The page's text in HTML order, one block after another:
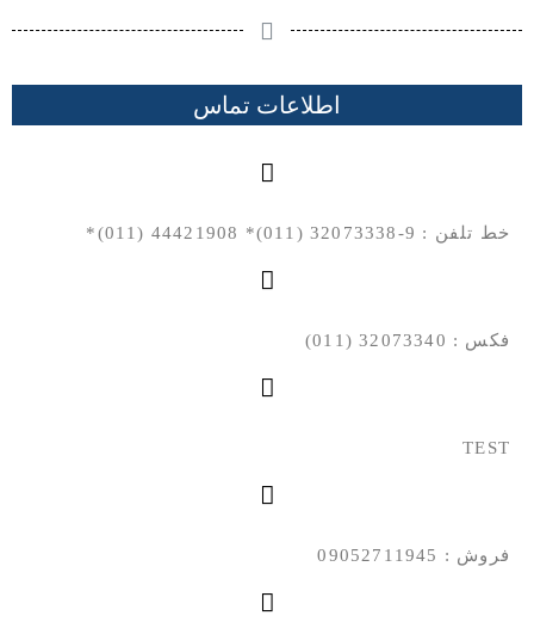
اطلاعات تماس
خط تلفن : 9-32073338 (011)* 44421908 (011)*
فکس : 32073340 (011)
TEST
فروش : 09052711945